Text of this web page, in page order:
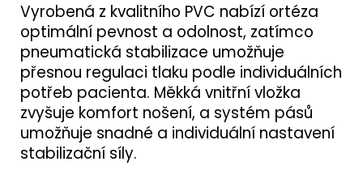
Vyrobená z kvalitního PVC nabízí ortéza
optimální pevnost a odolnost, zatímco
pneumatická stabilizace umožňuje
přesnou regulaci tlaku podle individuálních
potřeb pacienta. Měkká vnitřní vložka
zvyšuje komfort nošení, a systém pásů
umožňuje snadné a individuální nastavení
stabilizační síly.